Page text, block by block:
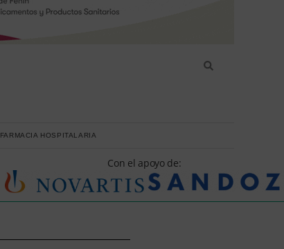
FARMACIA HOSPITALARIA
Con el apoyo de: